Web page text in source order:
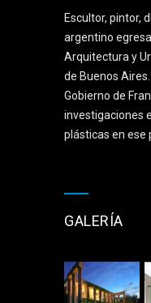
Escultor, pintor,
argentino
Arquitectura y
de Buenos
Gobierno de
investigaciones
plásticas en ese
GALERÍA